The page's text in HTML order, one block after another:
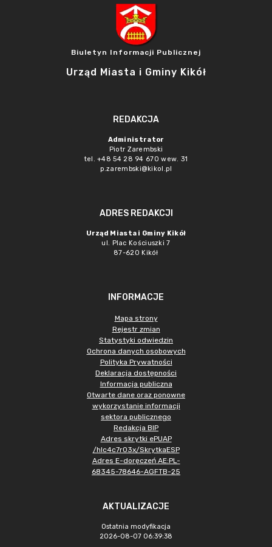
Biuletyn Informacji Publicznej
Urząd Miasta i Gminy Kikół
REDAKCJA
Administrator
Piotr Zarembski
tel. +48 54 28 94 670 wew. 31
p.zarembski@kikol.pl
ADRES REDAKCJI
Urząd Miasta i Gminy Kikół
ul. Plac Kościuszki 7
87-620 Kikół
INFORMACJE
Mapa strony
Rejestr zmian
Statystyki odwiedzin
Ochrona danych osobowych
Polityka Prywatności
Deklaracja dostępności
Informacja publiczna
Otwarte dane oraz ponowne
wykorzystanie informacji
sektora publicznego
Redakcja BIP
Adres skrytki ePUAP
/hlc4c7r03x/SkrytkaESP
Adres E-doręczeń AE:PL-
68345-78646-AGFTB-25
AKTUALIZACJE
Ostatnia modyfikacja
2026-08-07 06:39:38